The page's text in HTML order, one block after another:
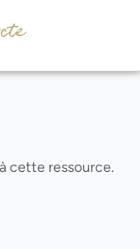
cette ressource.